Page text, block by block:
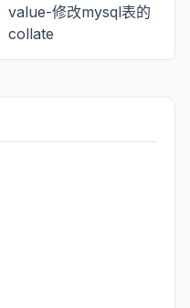
value-修改mysql表的
collate